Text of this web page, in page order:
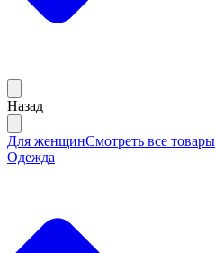
Назад
Для женщинСмотреть все товары
Одежда